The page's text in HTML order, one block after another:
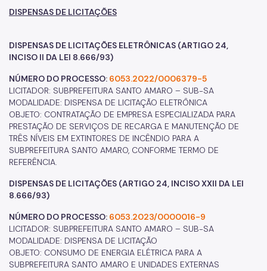
DISPENSAS DE LICITAÇÕES
DISPENSAS DE LICITAÇÕES ELETRÔNICAS (ARTIGO 24,
INCISO II DA LEI 8.666/93)
NÚMERO DO PROCESSO: 6053.2022/0006379-5
LICITADOR: SUBPREFEITURA SANTO AMARO – SUB-SA
MODALIDADE: DISPENSA DE LICITAÇÃO ELETRÔNICA
OBJETO: CONTRATAÇÃO DE EMPRESA ESPECIALIZADA PARA
PRESTAÇÃO DE SERVIÇOS DE RECARGA E MANUTENÇÃO DE
TRÊS NÍVEIS EM EXTINTORES DE INCÊNDIO PARA A
SUBPREFEITURA SANTO AMARO, CONFORME TERMO DE
REFERÊNCIA.
DISPENSAS DE LICITAÇÕES (ARTIGO 24, INCISO XXII DA LEI
8.666/93)
NÚMERO DO PROCESSO: 6053.2023/0000016-9
LICITADOR: SUBPREFEITURA SANTO AMARO – SUB-SA
MODALIDADE: DISPENSA DE LICITAÇÃO
OBJETO: CONSUMO DE ENERGIA ELÉTRICA PARA A
SUBPREFEITURA SANTO AMARO E UNIDADES EXTERNAS